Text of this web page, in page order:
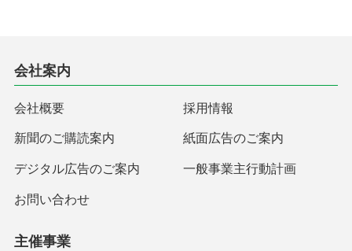
会社案内
会社概要 採用情報
新聞のご購読案内 紙面広告のご案内
デジタル広告のご案内 一般事業主行動計画
お問い合わせ
主催事業